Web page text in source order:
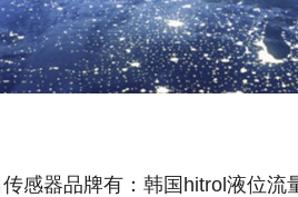
感器品牌有：韩国hitrol液位